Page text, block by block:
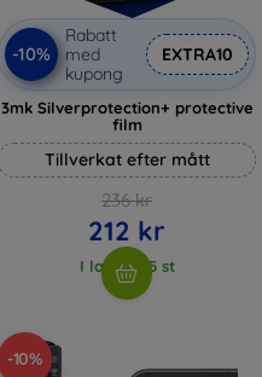
-10%
Rabatt
med
kupong
EXTRA10
3mk Silverprotection+ protective
film
Tillverkat efter mått
236 kr
212 kr
I lager > 5 st
-10%